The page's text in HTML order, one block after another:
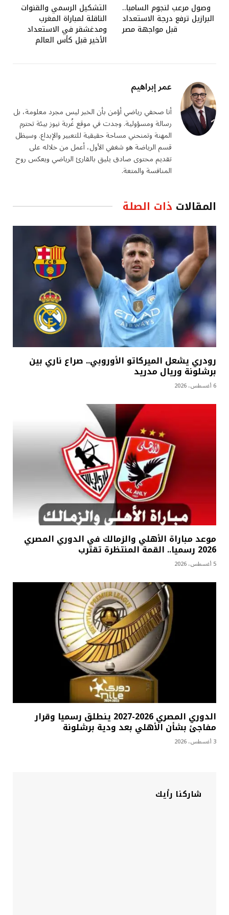
وصول مرعب لنجوم السامبا..
البرازيل ترفع درجة الاستعداد
قبل مواجهة مصر
التشكيل الرسمي والقنوات
الناقلة لمباراة المغرب
ومدغشقر في الاستعداد
الأخير قبل كأس العالم
عمر إبراهيم
أنا صحفي رياضي أؤمن بأن الخبر ليس مجرد معلومة، بل
رسالة ومسؤولية. وجدت في موقع غُربة نيوز بيئة تحترم
المهنة وتمنحني مساحة حقيقية للتعبير والإبداع. وسيظل
قسم الرياضة هو شغفي الأول، أعمل من خلاله على
تقديم محتوى صادق يليق بالقارئ الرياضي ويعكس روح
المنافسة والمتعة.
المقالات ذات الصلة
رودري يشعل الميركاتو الأوروبي.. صراع ناري بين
برشلونة وريال مدريد
6 أغسطس، 2026
موعد مباراة الأهلي والزمالك في الدوري المصري
2026 رسميا.. القمة المنتظرة تقترب
5 أغسطس، 2026
الدوري المصري 2026-2027 ينطلق رسميا وقرار
مفاجئ بشأن الأهلي بعد ودية برشلونة
3 أغسطس، 2026
شاركنا رأيك